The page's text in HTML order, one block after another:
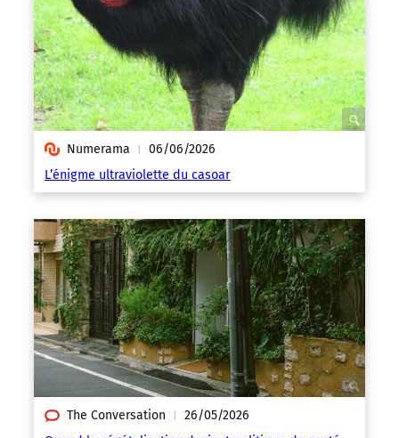
Numerama | 06/06/2026
L’énigme ultraviolette du casoar
The Conversation | 26/05/2026